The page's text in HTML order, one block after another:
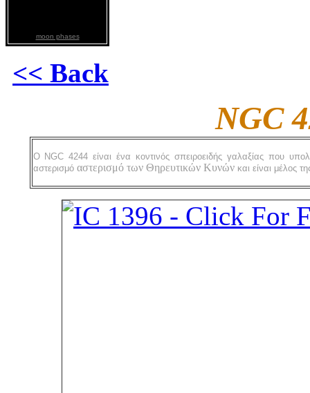
moon phases
<< Back
NGC
O NGC 4244 είναι ένα κοντινός σπειροειδής γαλαξίας που
αστερισμό αστερισμό των Θηρευτικών Κυνώνκαι είναι μέλος